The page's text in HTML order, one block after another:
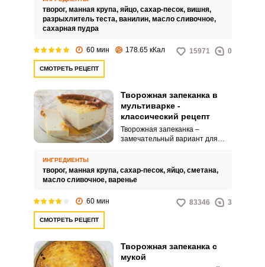
рецепт выручит вас.
творог, манная крупа, яйцо, сахар-песок, вишня,
разрыхлитель теста, ванилин, масло сливочное,
сахарная пудра
60 мин 178.65 кКал 15971 0
СМОТРЕТЬ РЕЦЕПТ
Творожная запеканка в
мультиварке -
классический рецепт
Творожная запеканка –
замечательный вариант для
никаких специальных навыков
приготовления не требуется.
ИНГРЕДИЕНТЫ
творог, манная крупа, сахар-песок, яйцо, сметана,
масло сливочное, варенье
60 мин 83346 3
СМОТРЕТЬ РЕЦЕПТ
Творожная запеканка с
мукой